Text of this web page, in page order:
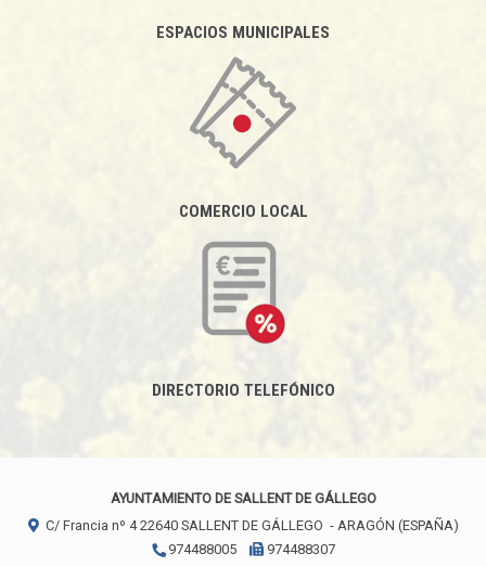
ESPACIOS MUNICIPALES
COMERCIO LOCAL
DIRECTORIO TELEFÓNICO
AYUNTAMIENTO DE SALLENT DE GÁLLEGO
C/ Francia nº 422640 SALLENT DE GÁLLEGO - ARAGÓN (ESPAÑA)
974488005
974488307